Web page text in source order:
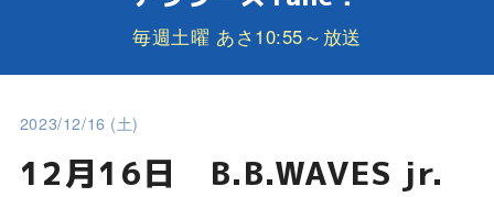
毎週土曜 あさ10:55～放送
2023/12/16 (土)
12月16日 B.B.WAVES jr.